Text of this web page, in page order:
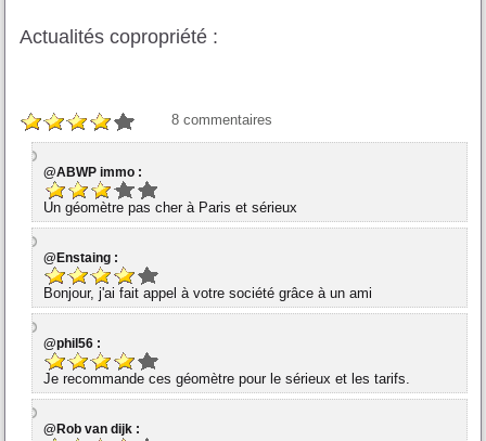
Actualités copropriété :
8 commentaires
@ABWP immo :
Un géomètre pas cher à Paris et sérieux
@Enstaing :
Bonjour, j'ai fait appel à votre société grâce à un ami
@phil56 :
Je recommande ces géomètre pour le sérieux et les tarifs.
@Rob van dijk :